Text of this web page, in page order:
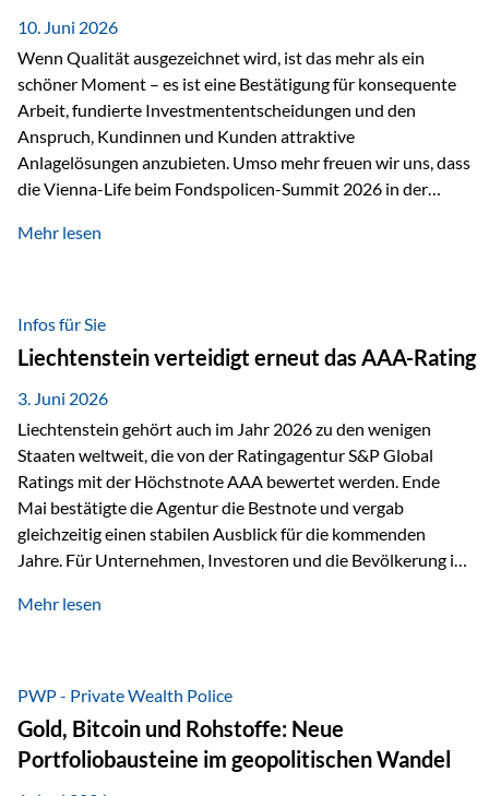
10. Juni 2026
Wenn Qualität ausgezeichnet wird, ist das mehr als ein
schöner Moment – es ist eine Bestätigung für konsequente
Arbeit, fundierte Investmententscheidungen und den
Anspruch, Kundinnen und Kunden attraktive
Anlagelösungen anzubieten. Umso mehr freuen wir uns, dass
die Vienna-Life beim Fondspolicen-Summit 2026 in der
dieser Ehrung ist der renommierte Fondspolicenreport der
analysiert und verglichen wurden. Das Ergebnis: Die ETF-
Auswahl der Vienna-Life zählt zu den drei besten Angeboten
am Markt. Für uns ist diese Auszeichnung eine Bestätigung
unseres Weges und unseres Anspruchs,…
Mehr lesen
Infos für Sie
Liechtenstein verteidigt erneut das AAA-Rating
3. Juni 2026
Liechtenstein gehört auch im Jahr 2026 zu den wenigen
Staaten weltweit, die von der Ratingagentur S&P Global
Ratings mit der Höchstnote AAA bewertet werden. Ende
Mai bestätigte die Agentur die Bestnote und vergab
gleichzeitig einen stabilen Ausblick für die kommenden
Jahre. Für Unternehmen, Investoren und die Bevölkerung ist
finanzielle Stabilität des Landes sowie das Vertrauen
trotz Herausforderungen Die weltwirtschaftlichen
Rahmenbedingungen bleiben anspruchsvoll. Geopolitische
Unsicherheiten, eine verhaltene Investitionstätigkeit und
eine schwächere Nachfrage in wichtigen Exportmärkten
Mehr lesen
PWP - Private Wealth Police
Gold, Bitcoin und Rohstoffe: Neue
Portfoliobausteine im geopolitischen Wandel